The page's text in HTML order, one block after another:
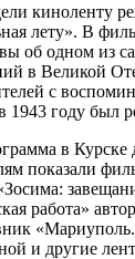
киноленту
лету». В
об одном из
в Великой
с
1943 году был
в Курске
показали
работа»
и другие